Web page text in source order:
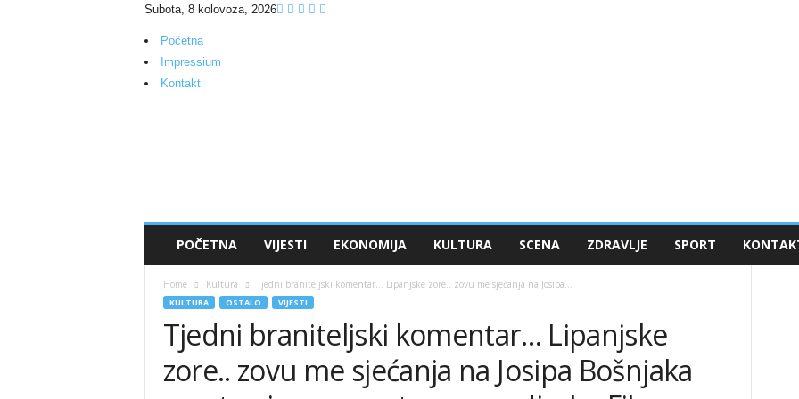
Subota, 8 kolovoza, 2026
Početna
Impressium
Kontakt
POČETNA VIJESTI EKONOMIJA KULTURA SCENA ZDRAVLJE SPORT
Home Kultura Tjedni braniteljski komentar… Lipanjske zore.. zovu me sjećanja na Josipa...
KULTURA OSTALO VIJESTI
Tjedni braniteljski komentar… Lipanjske
zore.. zovu me sjećanja na Josipa Bošnjaka